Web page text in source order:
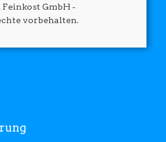
Feinkost GmbH -
vorbehalten.